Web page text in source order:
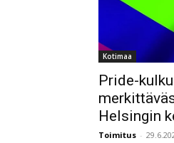
Kotimaa
Pride-
Helsingin
Toimitus -